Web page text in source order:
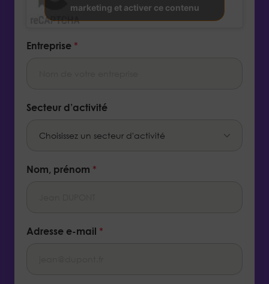
marketing et activer ce contenu
Entreprise *
Secteur d’activité
Nom, prénom *
Adresse e-mail *